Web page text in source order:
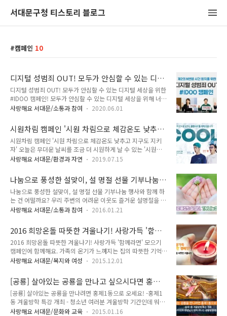
서대문구청 티스토리 블로그
캠페인 10
디지털 성범죄 OUT! 모두가 안심할 수 있는 디
지털 세상을 위한 #IDOO 캠페인
디지털 성범죄 OUT! 모두가 안심할 수 있는 디지털 세상을 위한
#IDOO 캠페인! 모두가 안심할 수 있는 디지털 세상을 위해 너
도, 나도, 우리 모두! 아이두! #IDOO 캠페인! 우리 사회에 엄청
털 민주시민의 힘이 필요합니다. 시민 여러분의 지속적인 관심과
지지로 디지털 성범죄를 근절할 수 있습니다. IDOO의 의미는 무
엇인가요?가해자가 아닌 피해자가 비난의 시건을 받게 되는 디
지털 성범죄의 특성상 피해자에게 건네는 연대가 절대적으로 필
요합니다. 피해자와 함께하겠다는 메시지를 뜻하는 'I DO'를 바
를 더해 'IDOO'라고 지칭했습니다. 또한, OO는 무한대 기호를
형상화하..
사랑해요 서대문/소통과 참여 2020.06.01
시원차림 캠페인 '시원 차림으로 체감온도 낮추고
지구도 지키자'
시원차림 캠페인 '시원 차림으로 체감온도 낮추고 지구도 지키
자' 오늘은 무더운 날씨를 조금 더 시원하게 날 수 있는 '시원차
림'에 대해서 알려드리려고 합니다. 시원차림이란? '시원하다'와
한 옷차림을 통한 냉방 에너지 절약, 업무효율 증진을 위한 캠페
인입니다. 시원차림 신청수칙 5 ☞ 넥타이를 풀고 재킷을 벗어요
▶ 체감온도 2℃를 낮추는 효과가 있답니다. ☞ 통이 넓은 바지,
스커트 입어요 ☞ 옷깃이 없는 상의, 허리에 여유 있게 입어요 ☞
일주일에 한번 반바지 등 간편차림도 좋아요 ☞ 묶음머리 등 시
의 의상 등 간편한 옷차림을 통해 냉방 에너지를 절약하고 창의
적 사고와 업무효율 ..
사랑해요 서대문/환경과 자연 2019.07.15
나눔으로 풍성한 설맞이, 설 명절 선물 기부나눔
행사와 함께 하는 건 어떨까요?
나눔으로 풍성한 설맞이, 설 명절 선물 기부나눔 행사와 함께 하
는 건 어떨까요? 우리 주변의 어려운 이웃도 즐거운 설명절을 지
낼 수 있도록 '기부나눔 행사'에 가지려고 합니다. 설 명절을 맞
전개하고, 수거된 기부물품을 지역내 동주민센터, 푸드마켓 등을
통해 복지사각지대의 어려운 이웃에게 전달하여 기부나눔 문화
를 확산하고자 합니다. 여러분의 참여과 관심이 필요하겠죠~
TONG지기와 함께 동참해요 ^^ 2016 설맞이 기부나눔 캠페인
□ 참여기간 : 2016. 1. 18. (월) ~ 2. 5. (금) □ 기부대상 : 성금
통조림, 캔음료, 라면, 조미료 등 - 생활용품 : 치약..
사랑해요 서대문/소통과 참여 2016.01.21
2016 희망온돌 따뜻한 겨울나기! 사랑가득 '함께
라면' 모으기 캠페인에 함께해요.
2016 희망온돌 따뜻한 겨울나기! 사랑가득 '함께라면' 모으기
캠페인에 함께해요. 가족의 온기가 느껴지는 집의 따뜻한 기억을
철수는 느껴보지 못했습니다. 자식들의 발길이 끊어진지 오래된
차려먹는 저녁.. 추운겨울이면 허기진 배는 마음까지 더 외롭게
합니다. 어느 가정에나 있는 흔한 라면.. 그러나 우리 주변에는
그 흔한 하면조차 먹지 못하는 결식가정이 많이 있습니다. 여러
분이 철수와 김할머니에게 따뜻한 사랑을 전해주세요.. 우리 주
변에는 아직도 여러분의 따뜻한 손길이 필요한 분들이 많이 있어
사랑해요 서대문/복지와 여성 2015.12.01
[공룡] 살아있는 공룡을 만나고 싶으시다면 홍제1
동으로 출동!!
[공룡] 살아있는 공룡을 만나려면 홍제1동으로 오세요! -홍제1
동 겨울방학 특강 개최 - 청소년 여러분 겨울방학 기간인데 뭐하
고 지내세요? 설마 아직도 이불 속에 있는 건 아니죠? 그럼 이불
사랑해요 서대문/문화와 교육 2015.01.16